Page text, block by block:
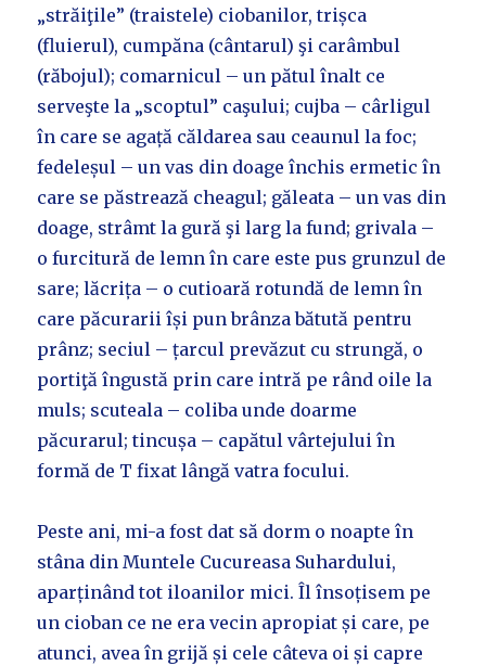
„străiţile” (traistele) ciobanilor, trișca
(fluierul), cumpăna (cântarul) şi carâmbul
(răbojul); comarnicul – un pătul înalt ce
serveşte la „scoptul” caşului; cujba – cârligul
în care se agață căldarea sau ceaunul la foc;
fedeleșul – un vas din doage închis ermetic în
care se păstrează cheagul; găleata – un vas din
doage, strâmt la gură şi larg la fund; grivala –
o furcitură de lemn în care este pus grunzul de
sare; lăcrița – o cutioară rotundă de lemn în
care păcurarii își pun brânza bătută pentru
prânz; seciul – țarcul prevăzut cu strungă, o
portiţă îngustă prin care intră pe rând oile la
muls; scuteala – coliba unde doarme
păcurarul; tincușa – capătul vârtejului în
formă de T fixat lângă vatra focului.
Peste ani, mi-a fost dat să dorm o noapte în
stâna din Muntele Cucureasa Suhardului,
aparținând tot iloanilor mici. Îl însoțisem pe
un cioban ce ne era vecin apropiat și care, pe
atunci, avea în grijă și cele câteva oi și capre